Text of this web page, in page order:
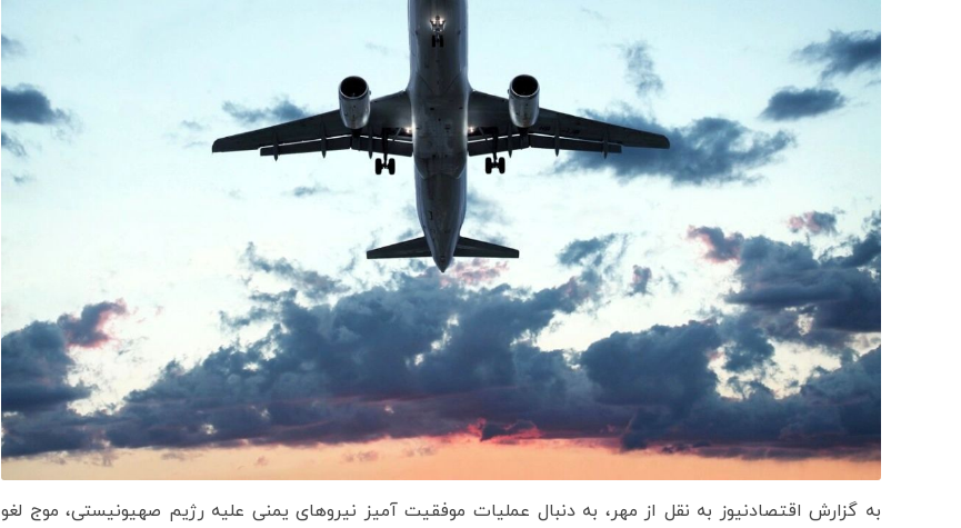
به گزارش اقتصادنیوز به نقل از مهر، به دنبال عملیات موفقیت آمیز نیروهای یمنی علیه رژیم صهیونیستی، موج لغو